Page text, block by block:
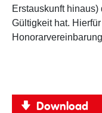
Erstauskunft
Gültigkeit hat.
Download